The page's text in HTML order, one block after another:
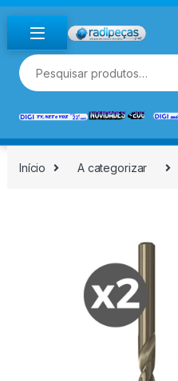
Skip to navigation
Skip to content
Pesquisar por:
Início A categorizar